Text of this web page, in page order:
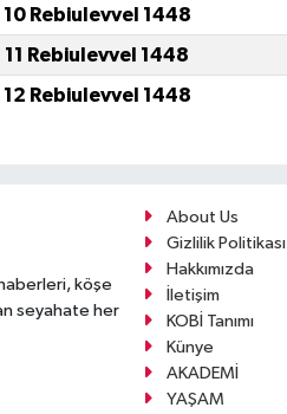
10 Rebiulevvel 1448
11 Rebiulevvel 1448
12 Rebiulevvel 1448
köşe
seyahate her
About Us
Gizlilik Politikası
Hakkımızda
İletişim
KOBİ Tanımı
Künye
AKADEMİ
YAŞAM